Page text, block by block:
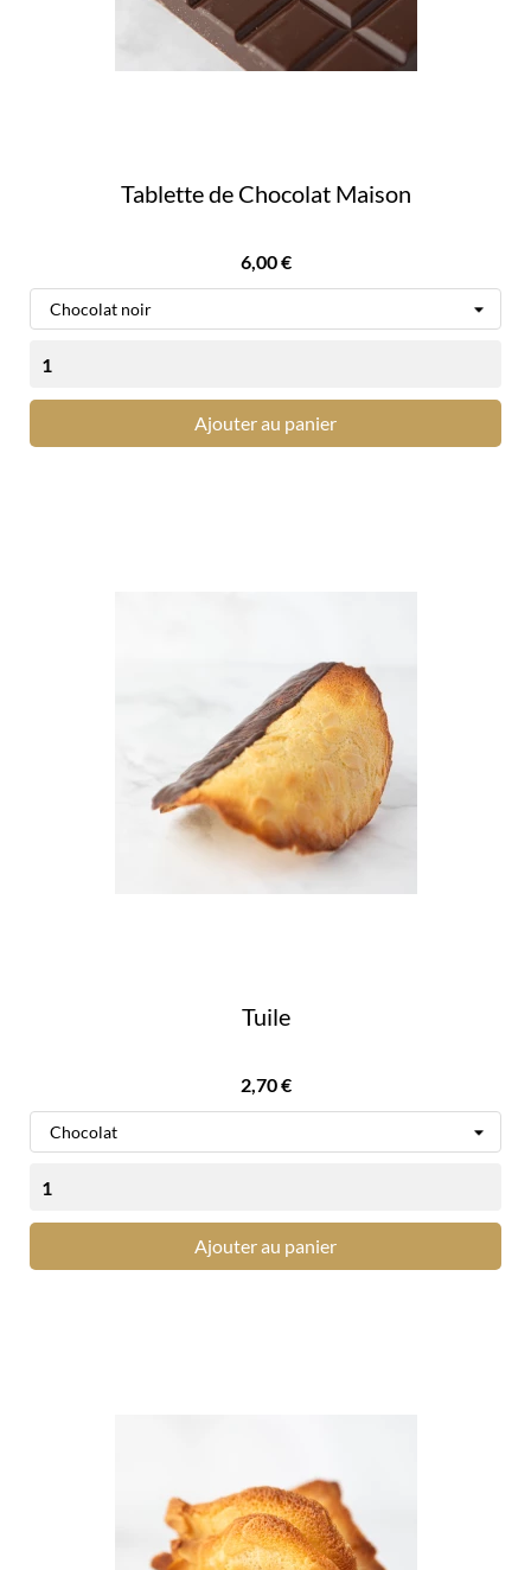
Tablette de Chocolat Maison
Prix
6,00 €
Ajouter au panier
Tuile
Prix
2,70 €
Ajouter au panier